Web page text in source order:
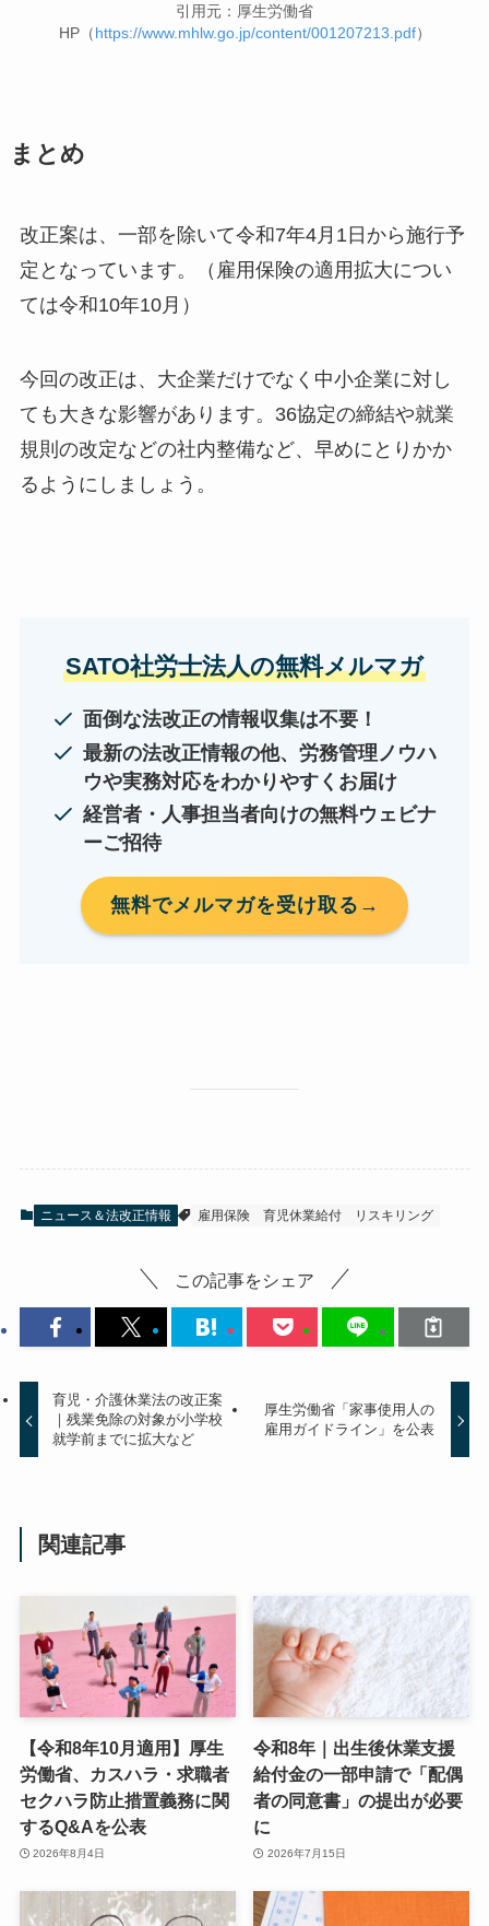
引用元：厚生労働省
HP（https://www.mhlw.go.jp/content/001207213.pdf）
まとめ
改正案は、一部を除いて令和7年4月1日から施行予
定となっています。（雇用保険の適用拡大につい
ては令和10年10月）
今回の改正は、大企業だけでなく中小企業に対し
ても大きな影響があります。36協定の締結や就業
規則の改定などの社内整備など、早めにとりかか
るようにしましょう。
SATO社労士法人の無料メルマガ
面倒な法改正の情報収集は不要！
最新の法改正情報の他、労務管理ノウハ
ウや実務対応をわかりやすくお届け
経営者・人事担当者向けの無料ウェビナ
ーご招待
無料でメルマガを受け取る→
ニュース＆法改正情報 雇用保険 育児休業給付 リスキリング
この記事をシェア
育児・介護休業法の改正案
｜残業免除の対象が小学校
就学前までに拡大など
厚生労働省「家事使用人の
雇用ガイドライン」を公表
関連記事
【令和8年10月適用】厚生
労働省、カスハラ・求職者
セクハラ防止措置義務に関
するQ&Aを公表
2026年8月4日
令和8年｜出生後休業支援
給付金の一部申請で「配偶
者の同意書」の提出が必要
に
2026年7月15日